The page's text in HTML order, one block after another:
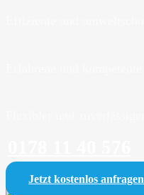
Jetzt kostenlos anfragen